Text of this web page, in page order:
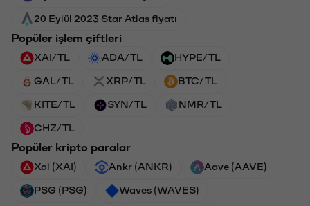
20 Eylül 2023 Star Atlas fiyatı
Popüler işlem çiftleri
XAI/TL ADA/TL HYPE/TL
GAL/TL XRP/TL BTC/TL
KITE/TL SYN/TL NMR/TL
CHZ/TL
Popüler kripto paralar
Xai (XAI) Ankr (ANKR) Aave (AAVE)
PSG (PSG) Waves (WAVES)